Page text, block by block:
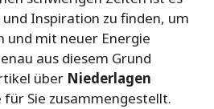
Inspiration zu finden, um
und mit neuer Energie
aus diesem Grund
über Niederlagen
für Sie zusammengestellt.